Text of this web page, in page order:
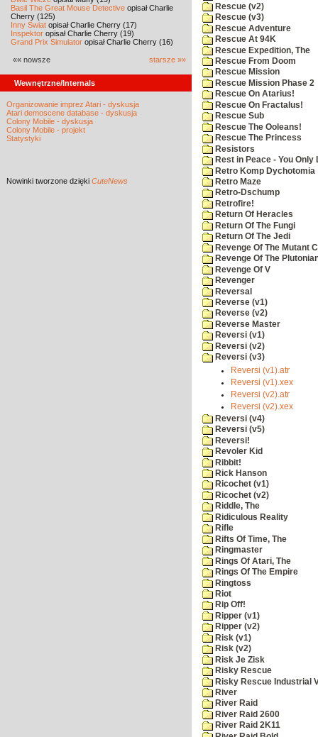
Basil The Great Mouse Detective opisał Charlie
Cherry (125)
Inny Świat opisał Charlie Cherry (17)
Inspektor opisał Charlie Cherry (19)
Grand Prix Simulator opisał Charlie Cherry (16)
«« nowsze starsze »»
Wewnętrzne/Internals
Organizowanie imprez Atari - dyskusja
Atari demoscene database - dyskusja
Colony Mobile - dyskusja
Colony Mobile - projekt
Statystyki
Nowinki tworzone dzięki CuteNews
Rescue (v2)
Rescue (v3)
Rescue Adventure
Rescue At 94K
Rescue Expedition, The
Rescue From Doom
Rescue Mission
Rescue Mission Phase 2
Rescue On Atarius!
Rescue On Fractalus!
Rescue Sub
Rescue The Ooleans!
Rescue The Princess
Resistors
Rest in Peace - You Only
Retro Komp Dychotomia
Retro Maze
Retro-Dschump
Retrofire!
Return Of Heracles
Return Of The Fungi
Return Of The Jedi
Revenge Of The Mutant
Revenge Of The
Revenge Of V
Revenger
Reversal
Reverse (v1)
Reverse (v2)
Reverse Master
Reversi (v1)
Reversi (v2)
Reversi (v3)
Reversi (v1).atr
Reversi (v1).xex
Reversi (v2).atr
Reversi (v2).xex
Reversi (v4)
Reversi (v5)
Reversi!
Revoler Kid
Ribbit!
Rick Hanson
Ricochet (v1)
Ricochet (v2)
Riddle, The
Ridiculous Reality
Rifle
Rifts Of Time, The
Ringmaster
Rings Of Atari, The
Rings Of The Empire
Ringtoss
Riot
Rip Off!
Ripper (v1)
Ripper (v2)
Risk (v1)
Risk (v2)
Risk Je Zisk
Risky Rescue
Risky Rescue Industrial
River
River Raid
River Raid 2600
River Raid 2K11